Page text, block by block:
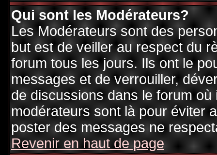
Qui sont les Modérateurs?
Les Modérateurs sont des
but est de veiller au respect du
forum tous les jours. Ils ont le
messages et de verrouiller,
de discussions dans le forum
modérateurs sont là pour éviter
poster des messages ne
Revenir en haut de page